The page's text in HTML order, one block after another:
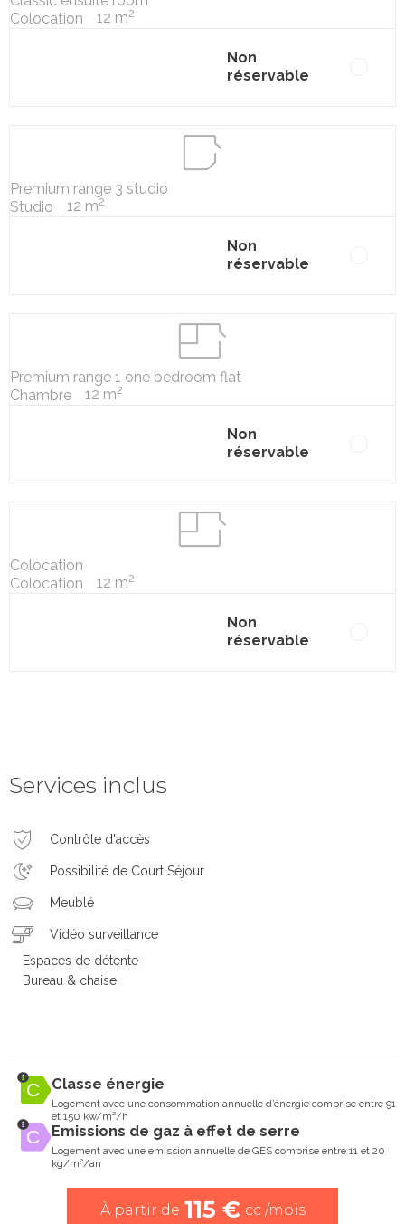
Colocation
12 m2
Non
réservable
Premium range 3 studio
Studio
12 m2
Non
réservable
Premium range 1 one bedroom flat
Chambre
12 m2
Non
réservable
Colocation
Colocation
12 m2
Non
réservable
Services inclus
Contrôle d'accès
Possibilité de Court Séjour
Meublé
Vidéo surveillance
Espaces de détente
Bureau & chaise
Classe énergie
Logement avec une consommation annuelle d’énergie comprise entre 91
et 150 kw/m²/h
Emissions de gaz à effet de serre
Logement avec une emission annuelle de GES comprise entre 11 et 20
kg/m²/an
À partir de 115 € cc /mois